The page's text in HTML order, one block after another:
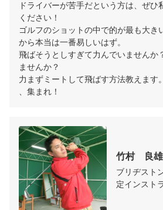
ドライバーが苦手だという方は、ぜひ
ください！
ゴルフのショットの中で的が最も大き
から本当は一番易しいはず。
飛ばそうとしすぎて力んでいませんか
ませんか？
力まずミートして飛ばす方法教えます
、集まれ！
竹村　良雄
ブリヂスト
定インスト